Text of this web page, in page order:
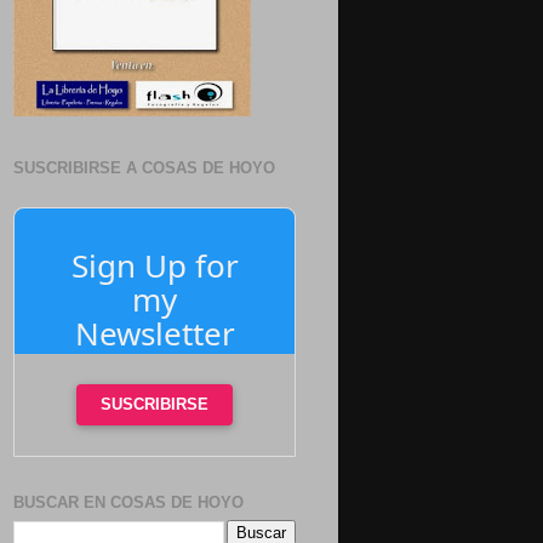
SUSCRIBIRSE A COSAS DE HOYO
Sign Up for
my
Newsletter
SUSCRIBIRSE
BUSCAR EN COSAS DE HOYO